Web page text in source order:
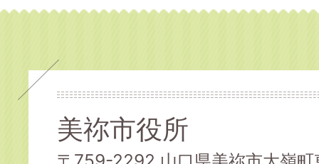
美祢市役所